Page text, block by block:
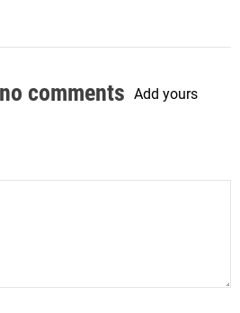
comments Add yours